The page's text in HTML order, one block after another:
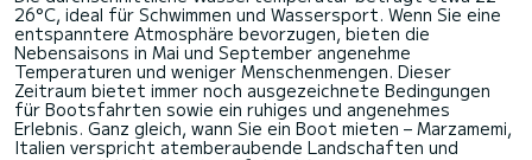
26°C, ideal für Schwimmen und Wassersport. Wenn Sie eine
entspanntere Atmosphäre bevorzugen, bieten die
Nebensaisons in Mai und September angenehme
Temperaturen und weniger Menschenmengen. Dieser
Zeitraum bietet immer noch ausgezeichnete Bedingungen
für Bootsfahrten sowie ein ruhiges und angenehmes
Erlebnis. Ganz gleich, wann Sie ein Boot mieten – Marzamemi,
Italien verspricht atemberaubende Landschaften und